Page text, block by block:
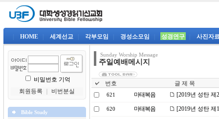
HOME 세계선교 각부모임 경성소모임 성경연구 사진자
비밀번호 기억
회원등록
비번분실
Bible Study
Sunday Worship Message
주일예배메시지
번호 글 제 목
621 마태복음 [2019년 성탄
620 마태복음 [2019년 성탄